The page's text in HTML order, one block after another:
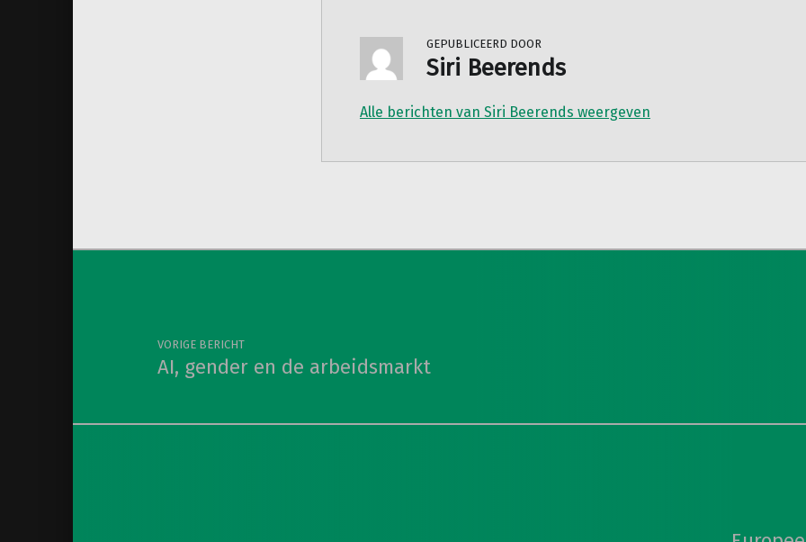
GEPUBLICEERD DOOR
Siri Beerends
Alle berichten van Siri Beerends weergeven
Teruggaan naar de hoofdnavigatie
Berichtnavigatie
VORIGE BERICHT
AI, gender en de arbeidsmarkt